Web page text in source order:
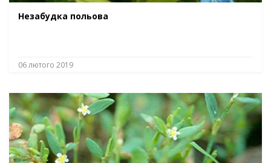
Незабудка польова
06 лютого 2019